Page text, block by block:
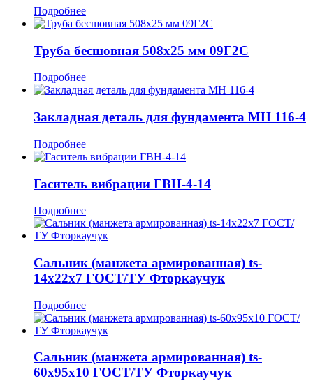
Подробнее
Труба бесшовная 508x25 мм 09Г2С
Подробнее
Закладная деталь для фундамента МН 116-4
Подробнее
Гаситель вибрации ГВН-4-14
Подробнее
Сальник (манжета армированная) ts-
14x22x7 ГОСТ/ТУ Фторкаучук
Подробнее
Сальник (манжета армированная) ts-
60x95x10 ГОСТ/ТУ Фторкаучук